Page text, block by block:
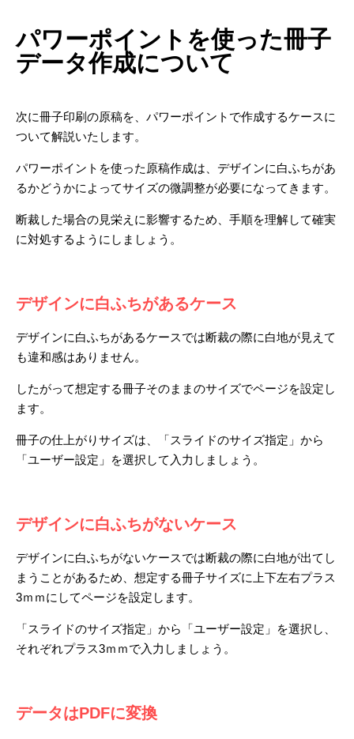
パワーポイントを使った冊子
データ作成について
次に冊子印刷の原稿を、パワーポイントで作成するケースに
ついて解説いたします。
パワーポイントを使った原稿作成は、デザインに白ふちがあ
るかどうかによってサイズの微調整が必要になってきます。
断裁した場合の見栄えに影響するため、手順を理解して確実
に対処するようにしましょう。
デザインに白ふちがあるケース
デザインに白ふちがあるケースでは断裁の際に白地が見えて
も違和感はありません。
したがって想定する冊子そのままのサイズでページを設定し
ます。
冊子の仕上がりサイズは、「スライドのサイズ指定」から
「ユーザー設定」を選択して入力しましょう。
デザインに白ふちがないケース
デザインに白ふちがないケースでは断裁の際に白地が出てし
まうことがあるため、想定する冊子サイズに上下左右プラス
3ｍｍにしてページを設定します。
「スライドのサイズ指定」から「ユーザー設定」を選択し、
それぞれプラス3ｍｍで入力しましょう。
データはPDFに変換